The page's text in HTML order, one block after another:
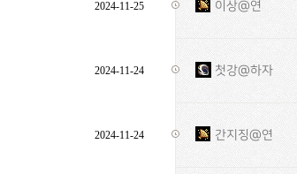
2024-11-25 이상@연
2024-11-24 첫강@하자
2024-11-24 간지징@연